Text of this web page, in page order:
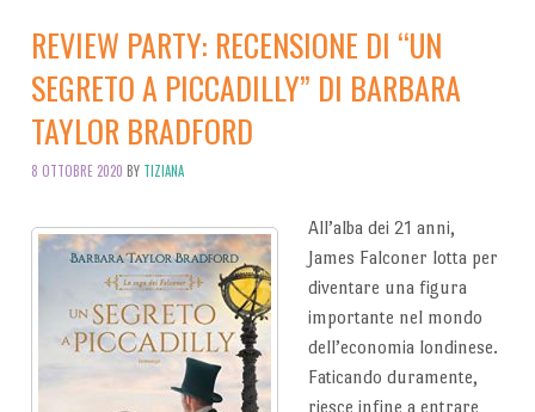
REVIEW PARTY: RECENSIONE DI “UN
SEGRETO A PICCADILLY” DI BARBARA
TAYLOR BRADFORD
8 OTTOBRE 2020 BY TIZIANA
All’alba dei 21 anni,
James Falconer lotta per
diventare una figura
importante nel mondo
dell’economia londinese.
Faticando duramente,
riesce infine a entrare